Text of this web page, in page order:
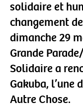
solidaire et
changement
dimanche 29
Grande
Solidaire a
Gakuba, l’une
Autre Chose.